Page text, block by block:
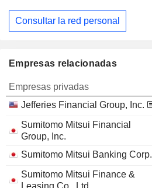
Consultar la red personal
Empresas relacionadas
Empresas privadas
Jefferies Financial Group, Inc.
Sumitomo Mitsui Financial
Group, Inc.
Sumitomo Mitsui Banking Corp.
Sumitomo Mitsui Finance &
Leasing Co., Ltd.